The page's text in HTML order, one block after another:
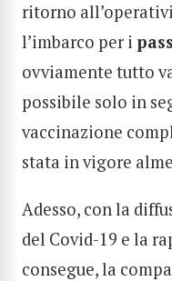
ritorno
l’imbarco per i
ovviamente tutto
possibile solo in
vaccinazione
stata in vigore
Adesso, con la
del Covid-19 e la
consegue, la